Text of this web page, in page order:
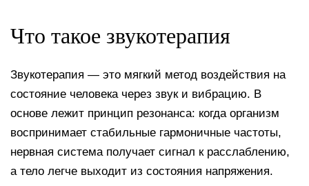
Что такое звукотерапия
Звукотерапия — это мягкий метод воздействия на
состояние человека через звук и вибрацию. В
основе лежит принцип резонанса: когда организм
воспринимает стабильные гармоничные частоты,
нервная система получает сигнал к расслаблению,
а тело легче выходит из состояния напряжения.